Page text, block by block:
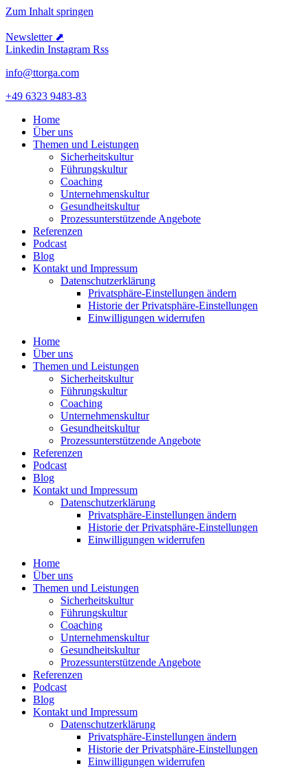
Zum Inhalt springen
Newsletter ⬈
Linkedin Instagram Rss
info@ttorga.com
+49 6323 9483-83
Home
Über uns
Themen und Leistungen
Sicher­heits­kultur
Führungs­kultur
Coaching
Unter­neh­mens­kultur
Gesund­heits­kultur
Prozess­un­ter­stüt­zende Angebote
Referenzen
Podcast
Blog
Kontakt und Impressum
Daten­schutz­er­klärung
Privat­sphäre-Einstel­lungen ändern
Historie der Privat­sphäre-Einstel­lungen
Einwil­li­gungen wider­rufen
Home
Über uns
Themen und Leistungen
Sicher­heits­kultur
Führungs­kultur
Coaching
Unter­neh­mens­kultur
Gesund­heits­kultur
Prozess­un­ter­stüt­zende Angebote
Referenzen
Podcast
Blog
Kontakt und Impressum
Daten­schutz­er­klärung
Privat­sphäre-Einstel­lungen ändern
Historie der Privat­sphäre-Einstel­lungen
Einwil­li­gungen wider­rufen
Home
Über uns
Themen und Leistungen
Sicher­heits­kultur
Führungs­kultur
Coaching
Unter­neh­mens­kultur
Gesund­heits­kultur
Prozess­un­ter­stüt­zende Angebote
Referenzen
Podcast
Blog
Kontakt und Impressum
Daten­schutz­er­klärung
Privat­sphäre-Einstel­lungen ändern
Historie der Privat­sphäre-Einstel­lungen
Einwil­li­gungen wider­rufen